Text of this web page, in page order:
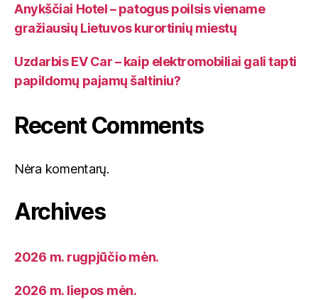
Anykščiai Hotel – patogus poilsis viename
gražiausių Lietuvos kurortinių miestų
Uzdarbis EV Car – kaip elektromobiliai gali tapti
papildomų pajamų šaltiniu?
Recent Comments
Nėra komentarų.
Archives
2026 m. rugpjūčio mėn.
2026 m. liepos mėn.